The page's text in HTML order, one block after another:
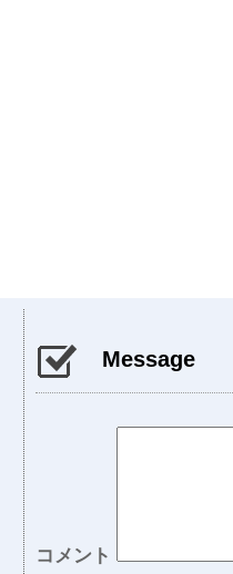
Message
コメント